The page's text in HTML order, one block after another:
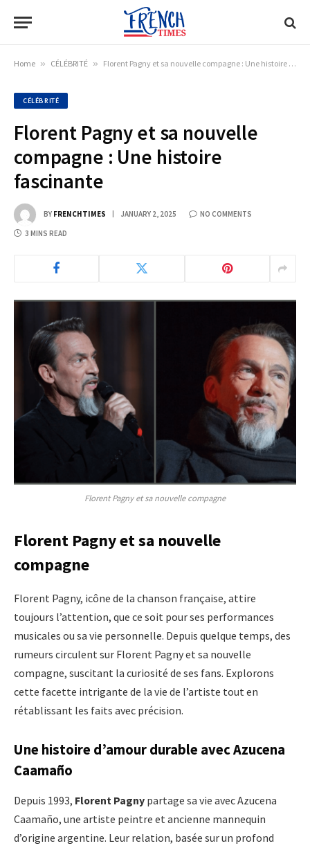
Home » CÉLÉBRITÉ » Florent Pagny et sa nouvelle compagne : Une histoire fascinante
CÉLÉBRITÉ
Florent Pagny et sa nouvelle
compagne : Une histoire
fascinante
BY FRENCHTIMES JANUARY 2, 2025 NO COMMENTS
3 MINS READ
Florent Pagny et sa nouvelle compagne
Florent Pagny et sa nouvelle
compagne
Florent Pagny, icône de la chanson française, attire
toujours l’attention, que ce soit pour ses performances
musicales ou sa vie personnelle. Depuis quelque temps, des
rumeurs circulent sur Florent Pagny et sa nouvelle
compagne, suscitant la curiosité de ses fans. Explorons
cette facette intrigante de la vie de l’artiste tout en
rétablissant les faits avec précision.
Une histoire d’amour durable avec Azucena
Caamaño
Depuis 1993, Florent Pagny partage sa vie avec Azucena
Caamaño, une artiste peintre et ancienne mannequin
d’origine argentine. Leur relation, basée sur un profond